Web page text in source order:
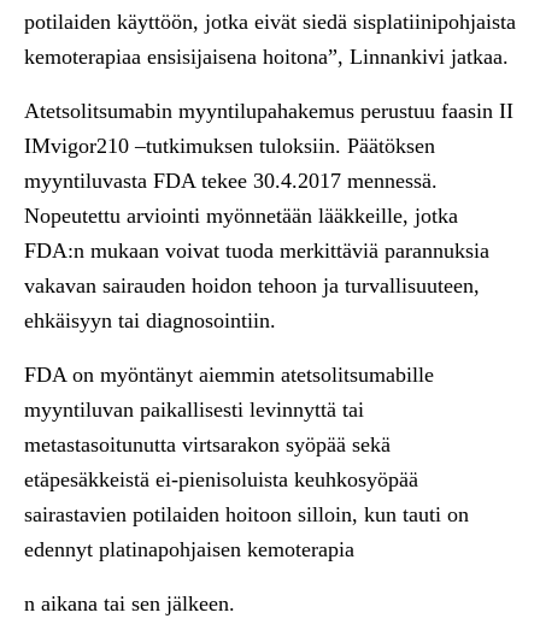
potilaiden käyttöön, jotka eivät siedä sisplatiinipohjaista
kemoterapiaa ensisijaisena hoitona”, Linnankivi jatkaa.
Atetsolitsumabin myyntilupahakemus perustuu faasin II
IMvigor210 –tutkimuksen tuloksiin. Päätöksen
myyntiluvasta FDA tekee 30.4.2017 mennessä.
Nopeutettu arviointi myönnetään lääkkeille, jotka
FDA:n mukaan voivat tuoda merkittäviä parannuksia
vakavan sairauden hoidon tehoon ja turvallisuuteen,
ehkäisyyn tai diagnosointiin.
FDA on myöntänyt aiemmin atetsolitsumabille
myyntiluvan paikallisesti levinnyttä tai
metastasoitunutta virtsarakon syöpää sekä
etäpesäkkeistä ei-pienisoluista keuhkosyöpää
sairastavien potilaiden hoitoon silloin, kun tauti on
edennyt platinapohjaisen kemoterapia
n aikana tai sen jälkeen.